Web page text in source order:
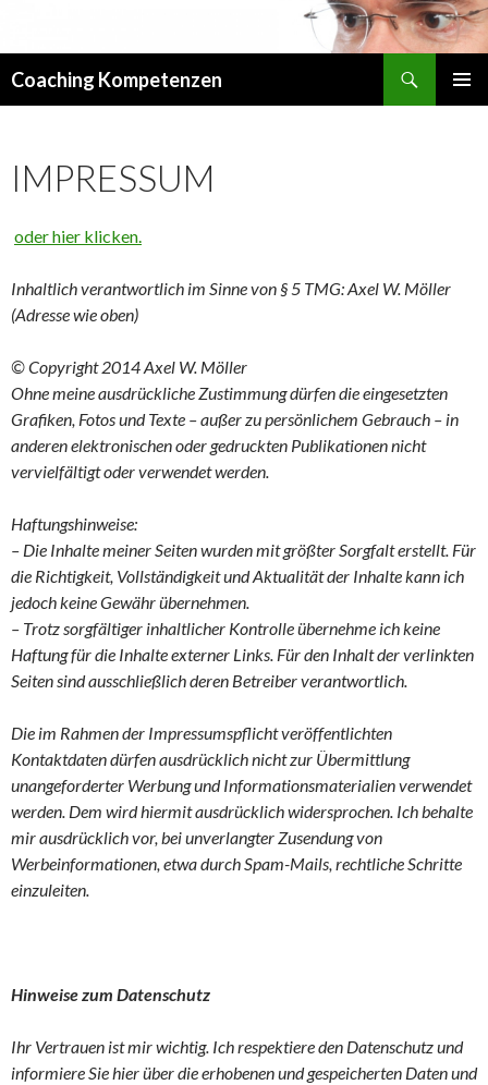
Coaching Kompetenzen
IMPRESSUM
oder hier klicken.
Inhaltlich verantwortlich im Sinne von § 5 TMG: Axel W. Möller
(Adresse wie oben)
© Copyright 2014 Axel W. Möller
Ohne meine ausdrückliche Zustimmung dürfen die eingesetzten
Grafiken, Fotos und Texte – außer zu persönlichem Gebrauch – in
anderen elektronischen oder gedruckten Publikationen nicht
vervielfältigt oder verwendet werden.
Haftungshinweise:
– Die Inhalte meiner Seiten wurden mit größter Sorgfalt erstellt. Für
die Richtigkeit, Vollständigkeit und Aktualität der Inhalte kann ich
jedoch keine Gewähr übernehmen.
– Trotz sorgfältiger inhaltlicher Kontrolle übernehme ich keine
Haftung für die Inhalte externer Links. Für den Inhalt der verlinkten
Seiten sind ausschließlich deren Betreiber verantwortlich.
Die im Rahmen der Impressumspflicht veröffentlichten
Kontaktdaten dürfen ausdrücklich nicht zur Übermittlung
unangeforderter Werbung und Informationsmaterialien verwendet
werden. Dem wird hiermit ausdrücklich widersprochen. Ich behalte
mir ausdrücklich vor, bei unverlangter Zusendung von
Werbeinformationen, etwa durch Spam-Mails, rechtliche Schritte
einzuleiten.
Hinweise zum Datenschutz
Ihr Vertrauen ist mir wichtig. Ich respektiere den Datenschutz und
informiere Sie hier über die erhobenen und gespeicherten Daten und